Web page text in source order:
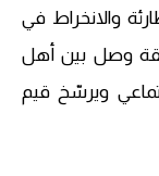
والانخراط في
وصل بين أهل
ويرسّخ قيم